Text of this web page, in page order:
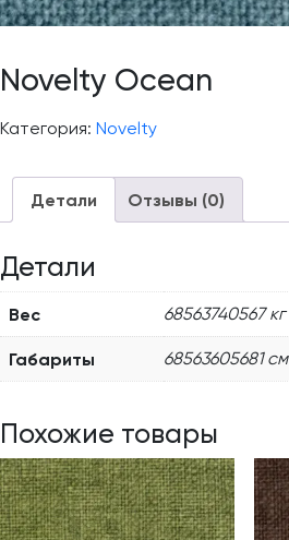
Novelty Ocean
Категория: Novelty
Детали Отзывы (0)
Детали
Вес 68563740567 кг
Габариты 68563605681 см
Похожие товары